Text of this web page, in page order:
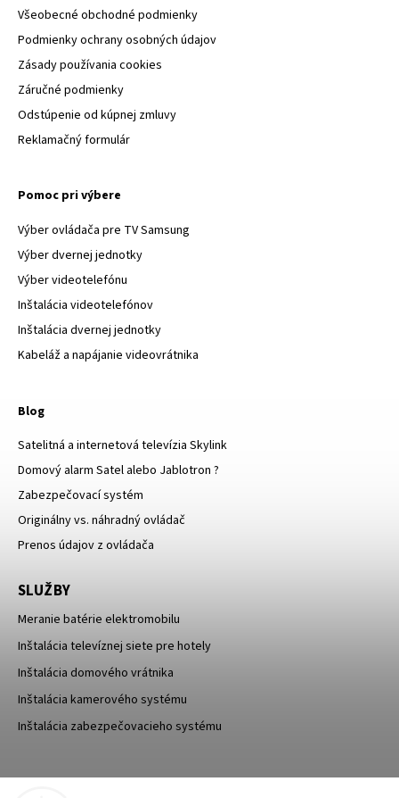
Všeobecné obchodné podmienky
Podmienky ochrany osobných údajov
Zásady používania cookies
Záručné podmienky
Odstúpenie od kúpnej zmluvy
Reklamačný formulár
Pomoc pri výbere
Výber ovládača pre TV Samsung
Výber dvernej jednotky
Výber videotelefónu
Inštalácia videotelefónov
Inštalácia dvernej jednotky
Kabeláž a napájanie videovrátnika
Blog
Satelitná a internetová televízia Skylink
Domový alarm Satel alebo Jablotron ?
Zabezpečovací systém
Originálny vs. náhradný ovládač
Prenos údajov z ovládača
SLUŽBY
Meranie batérie elektromobilu
Inštalácia televíznej siete pre hotely
Inštalácia domového vrátnika
Inštalácia kamerového systému
Inštalácia zabezpečovacieho systému